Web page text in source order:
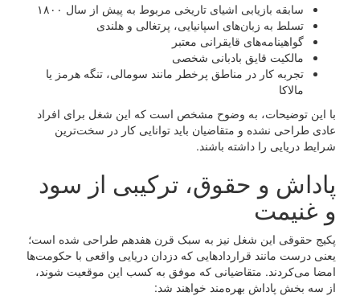
سابقه بازیابی اشیای تاریخی مربوط به پیش از سال ۱۸۰۰
تسلط به زبان‌های اسپانیایی، پرتغالی و هلندی
گواهینامه‌های قایقرانی معتبر
مالکیت قایق بادبانی شخصی
تجربه کار در مناطق پرخطر مانند سومالی، تنگه هرمز یا
مالاکا
با این توضیحات، به وضوح مشخص است که این شغل برای افراد
عادی طراحی نشده و متقاضیان باید توانایی کار در سخت‌ترین
شرایط دریایی را داشته باشند.
پاداش و حقوق، ترکیبی از سود
و غنیمت
پکیج حقوقی این شغل نیز به سبک قرن هفدهم طراحی شده است؛
یعنی درست مانند قراردادهایی که دزدان دریایی واقعی با حکومت‌ها
امضا می‌کردند. متقاضیانی که موفق به کسب این موقعیت شوند،
از سه بخش پاداش بهره‌مند خواهند شد: